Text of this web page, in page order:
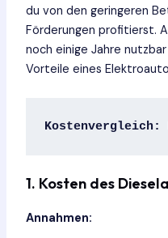
du von den geringeren
Förderungen profitierst.
noch einige Jahre
Vorteile eines
Kostenvergleich:
1. Kosten des
Annahmen: